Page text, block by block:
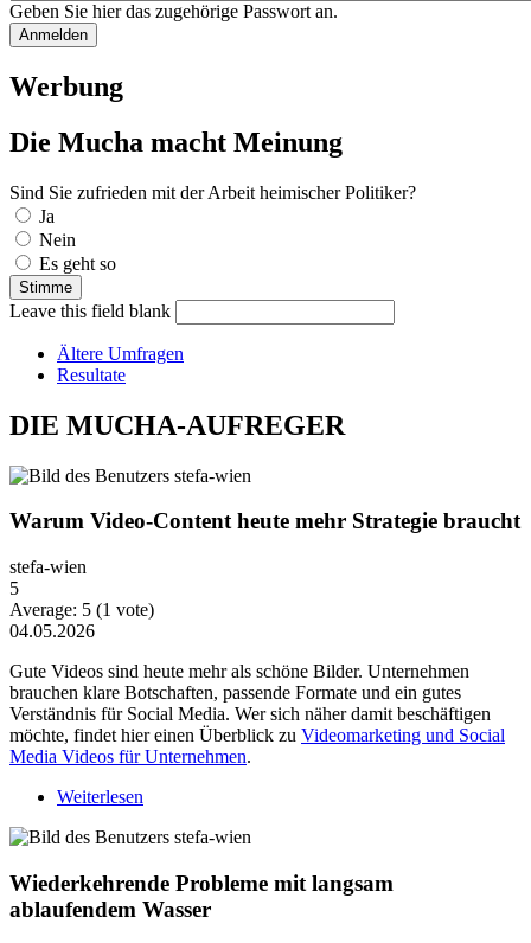
Geben Sie hier das zugehörige Passwort an.
Werbung
Die Mucha macht Meinung
Sind Sie zufrieden mit der Arbeit heimischer Politiker?
Auswahlmöglichkeiten
Ja
Nein
Es geht so
Leave this field blank
Ältere Umfragen
Resultate
DIE MUCHA-AUFREGER
Warum Video-Content heute mehr Strategie braucht
stefa-wien
5
Average: 5 (1 vote)
04.05.2026
Gute Videos sind heute mehr als schöne Bilder. Unternehmen
brauchen klare Botschaften, passende Formate und ein gutes
Verständnis für Social Media. Wer sich näher damit beschäftigen
möchte, findet hier einen Überblick zu Videomarketing und Social
Media Videos für Unternehmen.
Weiterlesen
Wiederkehrende Probleme mit langsam
ablaufendem Wasser